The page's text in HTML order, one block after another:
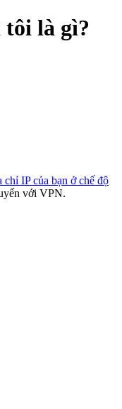
là gì?
chỉ IP của bạn ở chế độ
với VPN.